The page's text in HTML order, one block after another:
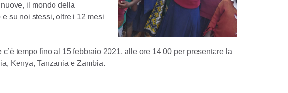
il mondo della
su noi stessi, oltre i 12 mesi
tempo fino al 15 febbraio 2021, alle ore 14.00 per presentare la
Kenya, Tanzania e Zambia.